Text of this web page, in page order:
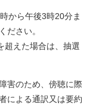
から午後3時20分ま
ださい。
えた場合は、抽選
害のため、傍聴に際
による通訳又は要約